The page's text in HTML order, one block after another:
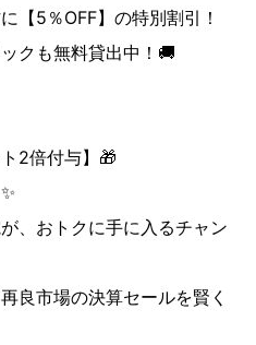
【5％OFF】の特別割引！
クも無料貸出中！🚚
2倍付与】🎁
、おトクに手に入るチャン
良市場の決算セールを賢く